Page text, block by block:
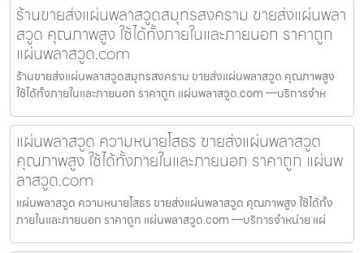
ร้านขายส่งแผ่นพลาสวูดสมุทรสงคราม ขายส่งแผ่นพลา
สวูด คุณภาพสูง ใช้ได้ทั้งภายในและภายนอก ราคาถูก
แผ่นพลาสวูด.com
ร้านขายส่งแผ่นพลาสวูดสมุทรสงคราม ขายส่งแผ่นพลาสวูด คุณภาพสูง
ใช้ได้ทั้งภายในและภายนอก ราคาถูก แผ่นพลาสวูด.com —บริการจำห
แผ่นพลาสวูด ความหนายโสธร ขายส่งแผ่นพลาสวูด
คุณภาพสูง ใช้ได้ทั้งภายในและภายนอก ราคาถูก แผ่นพ
ลาสวูด.com
แผ่นพลาสวูด ความหนายโสธร ขายส่งแผ่นพลาสวูด คุณภาพสูง ใช้ได้ทั้ง
ภายในและภายนอก ราคาถูก แผ่นพลาสวูด.com —บริการจำหน่าย แผ่